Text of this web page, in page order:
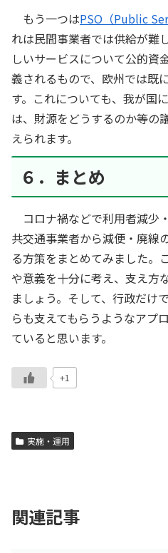
もう一つはPSO（Public
れは民間事業者では供給が難
しいサービスについて公的資
義されるもので、欧州では既
す。これについても、我が国
は、財源をどうするのか等の
えられます。
６．まとめ
コロナ禍などで利用者減少
共交通事業者から減便・廃線
る方策をまとめてみました。
や意義を十分に考え、支え方
ましょう。そして、行政だけ
らも支えてもらうようなアプ
ていると思います。
+1
実施・運用
関連記事